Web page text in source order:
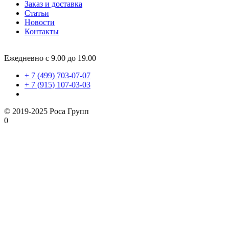
Заказ и доставка
Статьи
Новости
Контакты
Ежедневно с 9.00 до 19.00
+ 7 (499) 703-07-07
+ 7 (915) 107-03-03
© 2019-2025 Роса Групп
0